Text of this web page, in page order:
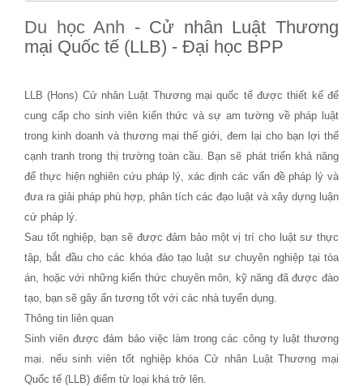
Du học Anh - Cử nhân Luật Thương
mại Quốc tế (LLB) - Đại học BPP
LLB (Hons) Cử nhân Luật Thương mại quốc tế được thiết kế để
cung cấp cho sinh viên kiến thức và sự am tường về pháp luật
trong kinh doanh và thương mại thế giới, đem lại cho bạn lợi thế
cạnh tranh trong thị trường toàn cầu. Bạn sẽ phát triển khả năng
để thực hiện nghiên cứu pháp lý, xác định các vấn đề pháp lý và
đưa ra giải pháp phù hợp, phân tích các đạo luật và xây dựng luận
cứ pháp lý.
Sau tốt nghiệp, bạn sẽ được đảm bảo một vị trí cho luật sư thực
tập, bắt đầu cho các khóa đào tạo luật sư chuyên nghiệp tại tòa
án, hoặc với những kiến thức chuyên môn, kỹ năng đã được đào
tạo, bạn sẽ gây ấn tương tốt với các nhà tuyển dụng.
Thông tin liên quan
Sinh viên được đảm bảo việc làm trong các công ty luật thương
mại. nếu sinh viên tốt nghiệp khóa Cử nhân Luật Thương mại
Quốc tế (LLB) điểm từ loại khá trở lên.